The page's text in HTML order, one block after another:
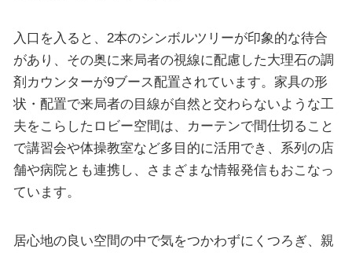
入口を入ると、2本のシンボルツリーが印象的な待合
があり、その奥に来局者の視線に配慮した大理石の調
剤カウンターが9ブース配置されています。家具の形
状・配置で来局者の目線が自然と交わらないような工
夫をこらしたロビー空間は、カーテンで間仕切ること
で講習会や体操教室など多目的に活用でき、系列の店
舗や病院とも連携し、さまざまな情報発信もおこなっ
ています。
居心地の良い空間の中で気をつかわずにくつろぎ、親